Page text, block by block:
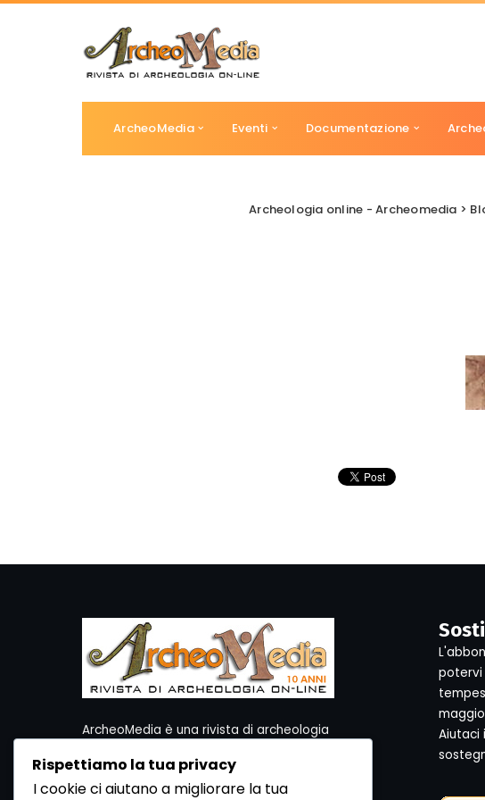
ArcheoMedia Eventi Documentazione
Archeologia online - Archeomedia >
ArcheoMedia è una rivista di archeologia
Per contattare la Redazione potete utilizzare i
seguenti recapiti:
potervi
Aiutaci
Rispettiamo la tua privacy
I cookie ci aiutano a migliorare la tua